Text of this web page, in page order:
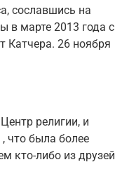
сославшись на
в марте 2013 года с
Катчера. 26 ноября
религии, и
что была более
кто-либо из друзей